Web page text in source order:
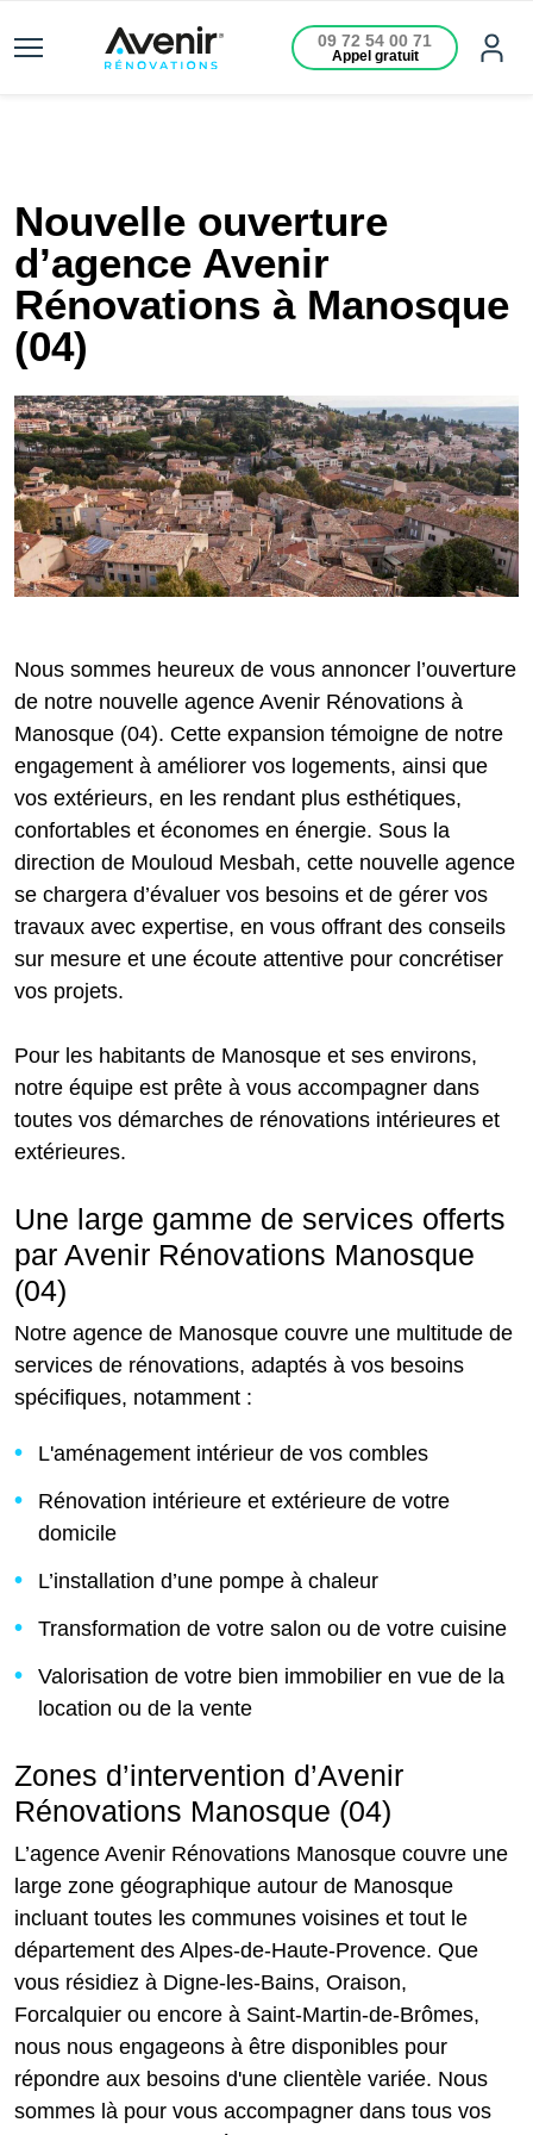
09 72 54 00 71
Appel gratuit
Nouvelle ouverture
d’agence Avenir
Rénovations à Manosque
(04)
Nous sommes heureux de vous annoncer l’ouverture
de notre nouvelle agence Avenir Rénovations à
Manosque (04). Cette expansion témoigne de notre
engagement à améliorer vos logements, ainsi que
vos extérieurs, en les rendant plus esthétiques,
confortables et économes en énergie. Sous la
direction de Mouloud Mesbah, cette nouvelle agence
se chargera d’évaluer vos besoins et de gérer vos
travaux avec expertise, en vous offrant des conseils
sur mesure et une écoute attentive pour concrétiser
vos projets.
Pour les habitants de Manosque et ses environs,
notre équipe est prête à vous accompagner dans
toutes vos démarches de rénovations intérieures et
extérieures.
Une large gamme de services offerts
par Avenir Rénovations Manosque
(04)
Notre agence de Manosque couvre une multitude de
services de rénovations, adaptés à vos besoins
spécifiques, notamment :
L'aménagement intérieur de vos combles
Rénovation intérieure et extérieure de votre
domicile
L’installation d’une pompe à chaleur
Transformation de votre salon ou de votre cuisine
Valorisation de votre bien immobilier en vue de la
location ou de la vente
Zones d’intervention d’Avenir
Rénovations Manosque (04)
L’agence Avenir Rénovations Manosque couvre une
large zone géographique autour de Manosque
incluant toutes les communes voisines et tout le
département des Alpes-de-Haute-Provence. Que
vous résidiez à Digne-les-Bains, Oraison,
Forcalquier ou encore à Saint-Martin-de-Brômes,
nous nous engageons à être disponibles pour
répondre aux besoins d'une clientèle variée. Nous
sommes là pour vous accompagner dans tous vos